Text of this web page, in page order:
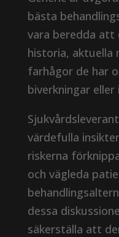
bästa
vara beredda att
historia, aktuella
farhågor de har
biverkningar
värdefulla
riskerna
och vägleda
dessa
säkerställa att